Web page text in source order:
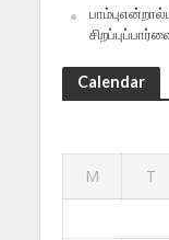
Calendar
M T